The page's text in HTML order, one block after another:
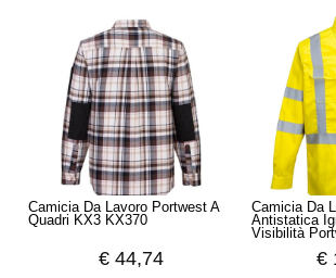
Camicia Da Lavoro Portwest A
Quadri KX3 KX370
€ 44,74
Camicia Da
Antistatica
Visibilità
€